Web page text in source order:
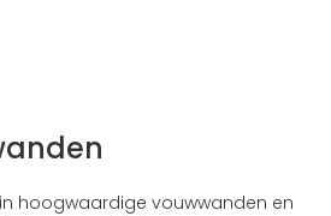
hoogwaardige vouwwanden en